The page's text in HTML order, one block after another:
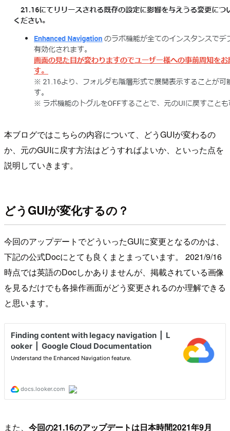
本ブログではこちらの内容について、どうGUIが変わるの
か、元のGUIに戻す方法はどうすればよいか、といった点を
説明していきます。
どうGUIが変化するの？
今回のアップデートでどういったGUIに変更となるのかは、
下記の公式Docにとても良くまとまっています。 2021/9/16
時点では英語のDocしかありませんが、掲載されている画像
を見るだけでも各操作画面がどう変更されるのか理解できる
と思います。
また、 今回の21.16のアップデートは日本時間2021年9月